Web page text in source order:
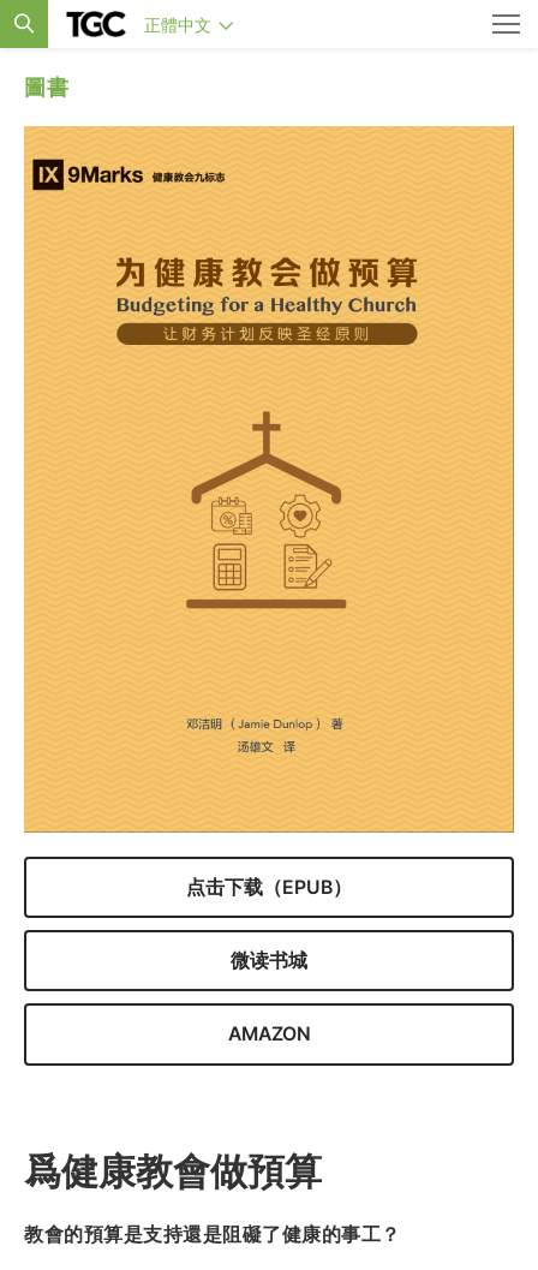
正體中文
圖書
点击下载（EPUB）
微读书城
AMAZON
爲健康教會做預算
教會的預算是支持還是阻礙了健康的事工？